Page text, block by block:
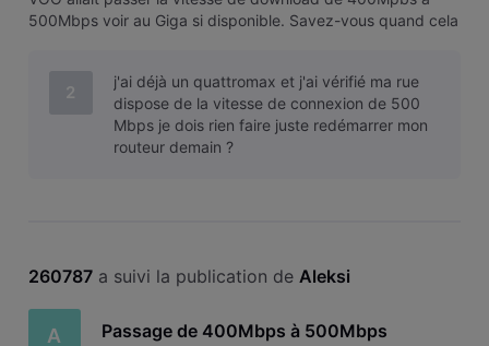
500Mbps voir au Giga si disponible. Savez-vous quand cela
2
j'ai déjà un quattromax et j'ai vérifié ma rue
dispose de la vitesse de connexion de 500
Mbps je dois rien faire juste redémarrer mon
routeur demain ?
260787 a suivi la publication de Aleksi
A Passage de 400Mbps à 500Mbps